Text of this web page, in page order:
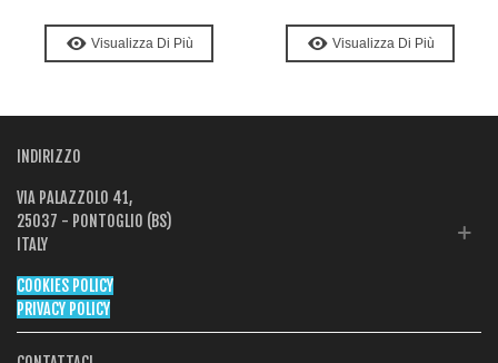
Visualizza Di Più Visualizza Di Più
INDIRIZZO
VIA PALAZZOLO 41,
25037 - PONTOGLIO (BS)
ITALY
COOKIES POLICY
PRIVACY POLICY